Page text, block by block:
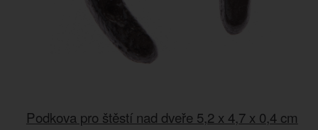
Podkova pro štěstí nad dveře 5,2 x 4,7 x 0,4 cm